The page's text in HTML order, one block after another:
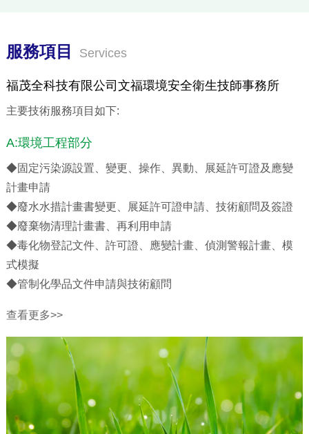
服務項目 Services
福茂全科技有限公司文福環境安全衛生技師事務所
主要技術服務項目如下:
A:環境工程部分
◆固定污染源設置、變更、操作、異動、展延許可證及應變
計畫申請
◆廢水水措計畫書變更、展延許可證申請、技術顧問及簽證
◆廢棄物清理計畫書、再利用申請
◆毒化物登記文件、許可證、應變計畫、偵測警報計畫、模
式模擬
◆管制化學品文件申請與技術顧問
查看更多>>